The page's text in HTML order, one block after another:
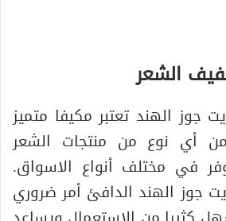
الشعر
جوز الهند تعتبر مكيفا متميز
أي نوع من منتجات الشعر
في مختلف أنواع الاسواق.
جوز الهند الدافئ أمر ضروري